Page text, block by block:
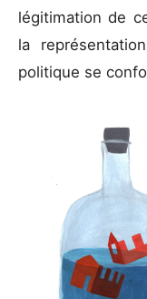
légitimation de
la
politique se